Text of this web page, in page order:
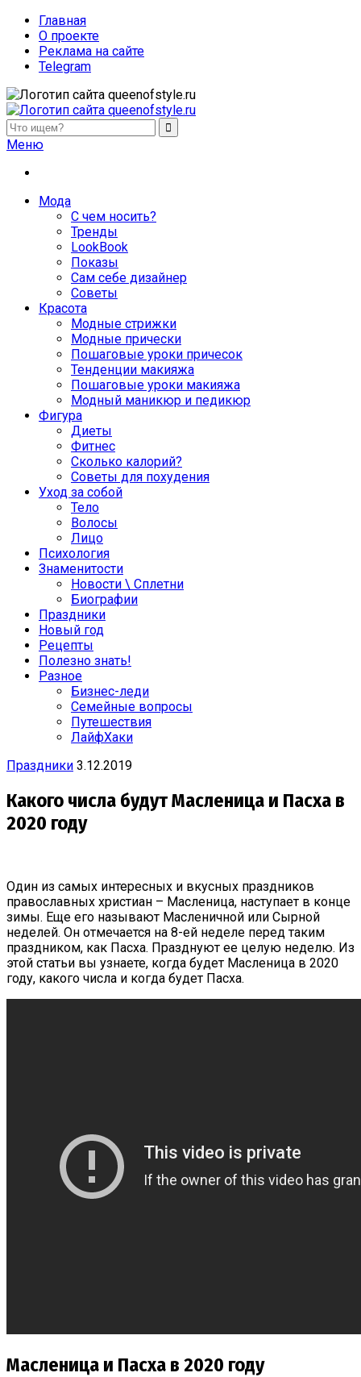
Главная
О проекте
Реклама на сайте
Telegram
queenofstyle.ru
Женский сайт о моде и красоте. Истории преображения и
похудения, отзывы о процедурах и косметике
Меню
Мода
С чем носить?
Тренды
LookBook
Показы
Сам себе дизайнер
Советы
Красота
Модные стрижки
Модные прически
Пошаговые уроки причесок
Тенденции макияжа
Пошаговые уроки макияжа
Модный маникюр и педикюр
Фигура
Диеты
Фитнес
Сколько калорий?
Советы для похудения
Уход за собой
Тело
Волосы
Лицо
Психология
Знаменитости
Новости \ Сплетни
Биографии
Праздники
Новый год
Рецепты
Полезно знать!
Разное
Бизнес-леди
Семейные вопросы
Путешествия
ЛайфХаки
Праздники 3.12.2019
Какого числа будут Масленица и Пасха в
2020 году
Один из самых интересных и вкусных праздников
православных христиан – Масленица, наступает в конце
зимы. Еще его называют Масленичной или Сырной
неделей. Он отмечается на 8-ей неделе перед таким
праздником, как Пасха. Празднуют ее целую неделю. Из
этой статьи вы узнаете, когда будет Масленица в 2020
году, какого числа и когда будет Пасха.
Масленица и Пасха в 2020 году